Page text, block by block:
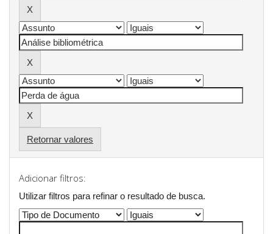
Retornar valores
Adicionar filtros:
Utilizar filtros para refinar o resultado de busca.